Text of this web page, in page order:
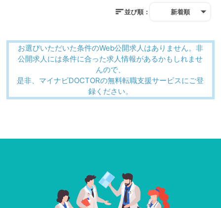
並び順： 新着順
お選びいただいた条件のWeb公開求人はありません。非
公開求人には条件に合った求人情報があるかもしれませ
んので、
是非、マイナビDOCTORの無料転職支援サービスにご登
録ください。